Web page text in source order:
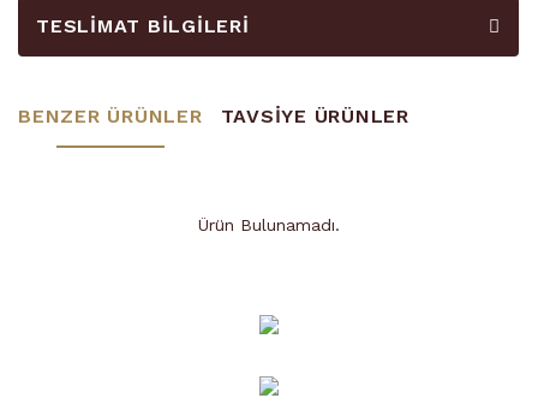
TESLIMAT BILGILERI
BENZER ÜRÜNLER TAVSİYE ÜRÜNLER
Ürün Bulunamadı.
Ürün Bulunamadı.